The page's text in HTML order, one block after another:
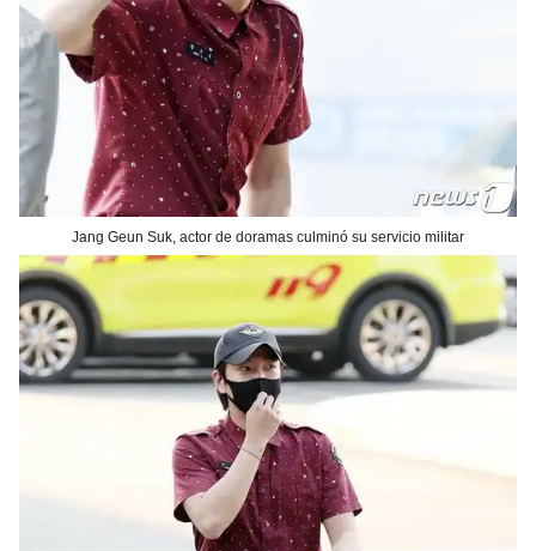
Jang Geun Suk, actor de doramas culminó su servicio militar